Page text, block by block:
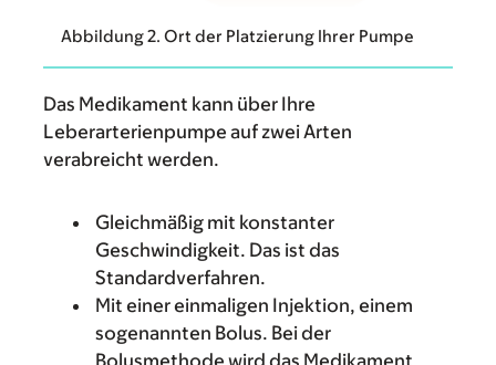
Abbildung 2. Ort der Platzierung Ihrer Pumpe
Das Medikament kann über Ihre
Leberarterienpumpe auf zwei Arten
verabreicht werden.
Gleichmäßig mit konstanter
Geschwindigkeit. Das ist das
Standardverfahren.
Mit einer einmaligen Injektion, einem
sogenannten Bolus. Bei der
Bolusmethode wird das Medikament